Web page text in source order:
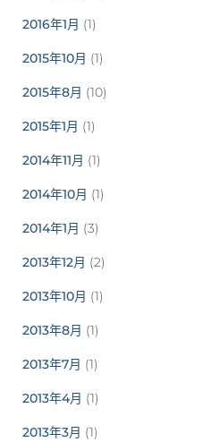
2016年1月 (1)
2015年10月 (1)
2015年8月 (10)
2015年1月 (1)
2014年11月 (1)
2014年10月 (1)
2014年1月 (3)
2013年12月 (2)
2013年10月 (1)
2013年8月 (1)
2013年7月 (1)
2013年4月 (1)
2013年3月 (1)